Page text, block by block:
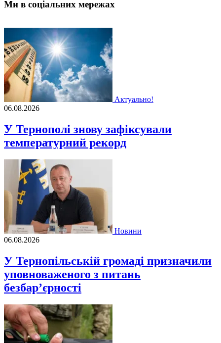
Ми в соціальних мережах
Актуально!
06.08.2026
У Тернополі знову зафіксували
температурний рекорд
Новини
06.08.2026
У Тернопільській громаді призначили
уповноваженого з питань
безбар’єрності